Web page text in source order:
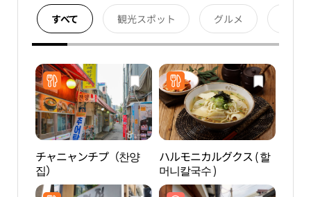
すべて 観光スポット グルメ
チャニャンチプ（찬양
집）
ハルモニカルグクス ( 할
머니칼국수 )